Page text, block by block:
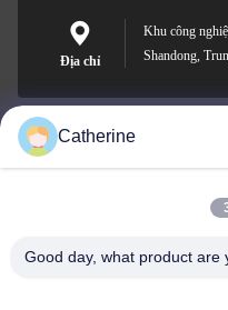
Địa chỉ
Khu công
Shandong,
Catherine
Good day, what product are